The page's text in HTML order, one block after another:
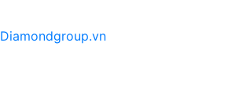
Diamondgroup.vn